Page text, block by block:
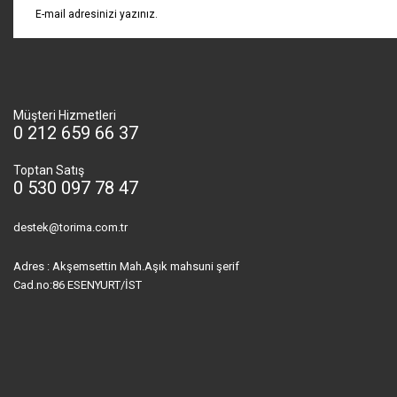
Müşteri Hizmetleri
0 212 659 66 37
Toptan Satış
0 530 097 78 47
destek@torima.com.tr
Adres : Akşemsettin Mah.Aşık mahsuni şerif
Cad.no:86 ESENYURT/İST